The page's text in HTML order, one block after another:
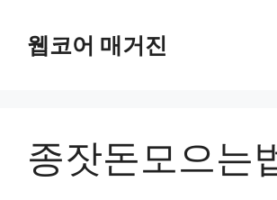
웹코어 매거진
종잣돈모으는